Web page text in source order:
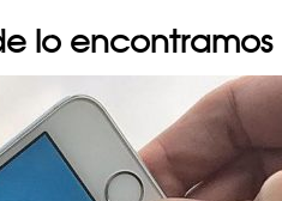
lo encontramos